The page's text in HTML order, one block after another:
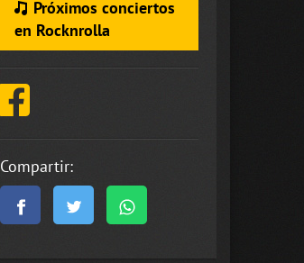
Próximos conciertos
en Rocknrolla
Compartir: